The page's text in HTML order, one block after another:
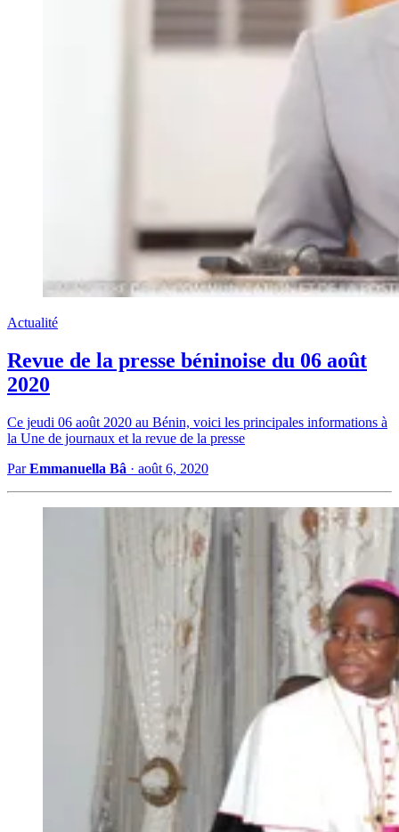
Actualité
Revue de la presse béninoise du 06 août
2020
Ce jeudi 06 août 2020 au Bénin, voici les principales informations à
la Une de journaux et la revue de la presse
ParEmmanuella Bâ · août 6, 2020